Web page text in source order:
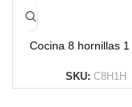
Cocina 8 hornillas
SKU: C8H1H